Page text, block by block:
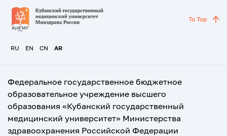
RU EN CN AR
To Top
Федеральное государственное бюджетное
образовательное учреждение высшего
образования «Кубанский государственный
медицинский университет» Министерства
здравоохранения Российской Федерации